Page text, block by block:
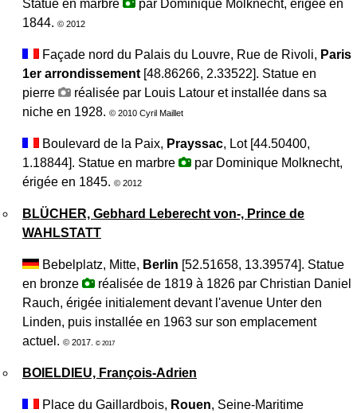
Statue en marbre
par Dominique Molknecht, érigée en
1844. © 2012
Façade nord du Palais du Louvre, Rue de Rivoli, Paris
1er arrondissement [48.86266, 2.33522]. Statue en
pierre
réalisée par Louis Latour et installée dans sa
niche en 1928. © 2010 Cyril Maillet
Boulevard de la Paix, Prayssac, Lot [44.50400,
1.18844]. Statue en marbre
par Dominique Molknecht,
érigée en 1845. © 2012
BLÜCHER, Gebhard Leberecht von-, Prince de
WAHLSTATT
Bebelplatz, Mitte, Berlin [52.51658, 13.39574]. Statue
en bronze
réalisée de 1819 à 1826 par Christian Daniel
Rauch, érigée initialement devant l'avenue Unter den
Linden, puis installée en 1963 sur son emplacement
actuel. © 2017. © 2017
BOIELDIEU, François-Adrien
Place du Gaillardbois, Rouen, Seine-Maritime